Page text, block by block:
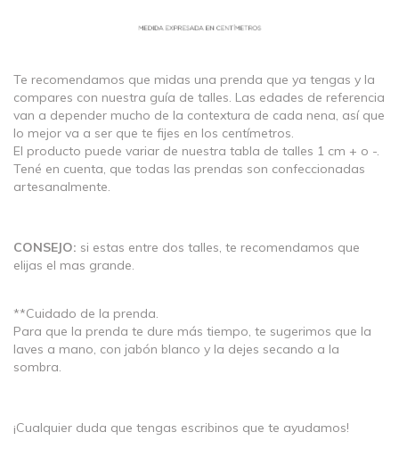
Te recomendamos que midas una prenda que ya tengas y la
compares con nuestra guía de talles. Las edades de referencia
van a depender mucho de la contextura de cada nena, así que
lo mejor va a ser que te fijes en los centímetros.
El producto puede variar de nuestra tabla de talles 1 cm + o -.
Tené en cuenta, que todas las prendas son confeccionadas
artesanalmente.
CONSEJO: si estas entre dos talles, te recomendamos que
elijas el mas grande.
**Cuidado de la prenda.
Para que la prenda te dure más tiempo, te sugerimos que la
laves a mano, con jabón blanco y la dejes secando a la
sombra.
¡Cualquier duda que tengas escribinos que te ayudamos!